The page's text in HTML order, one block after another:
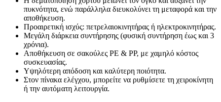
πυκνότητα, ενώ παράλληλα διευκολύνει τη μεταφορά και την
αποθήκευση.
Προαιρετική ισχύς: πετρελαιοκινητήρας ή ηλεκτροκινητήρας.
Μεγάλη διάρκεια συντήρησης (φυσική συντήρηση έως και 3
χρόνια).
Αποθήκευση σε σακούλες PE & PP, με χαμηλό κόστος
συσκευασίας.
Υψηλότερη απόδοση και καλύτερη ποιότητα.
Στον πίνακα ελέγχου, μπορείτε να ρυθμίσετε τη χειροκίνητη
ή την αυτόματη λειτουργία.